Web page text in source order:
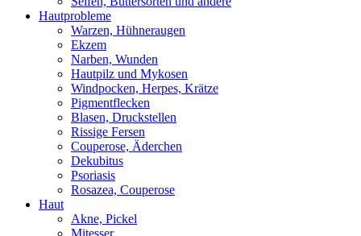
Hautprobleme
Warzen, Hühneraugen
Ekzem
Narben, Wunden
Hautpilz und Mykosen
Windpocken, Herpes, Krätze
Pigmentflecken
Blasen, Druckstellen
Rissige Fersen
Couperose, Äderchen
Dekubitus
Psoriasis
Rosazea, Couperose
Haut
Akne, Pickel